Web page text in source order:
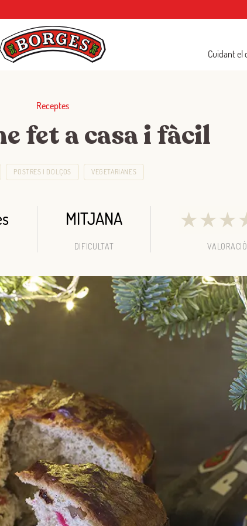
Cuidant el
Receptes
fet a casa i fàcil
POSTRES I DOLÇOS VEGETARIANES
MITJANA
DIFICULTAT
★★★
VALORACIÓ